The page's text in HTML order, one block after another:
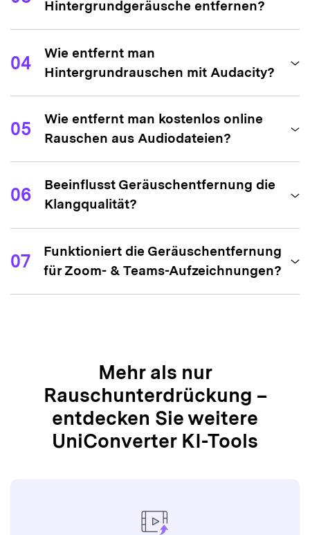
Beeinflusst Geräuschentfernung die
Klangqualität?
Funktioniert die Geräuschentfernung
für Zoom- & Teams-Aufzeichnungen?
Rauschunterdrückung –
entdecken Sie weitere
UniConverter KI-Tools
Video-Verbesserung
Video-Zusammenfasser